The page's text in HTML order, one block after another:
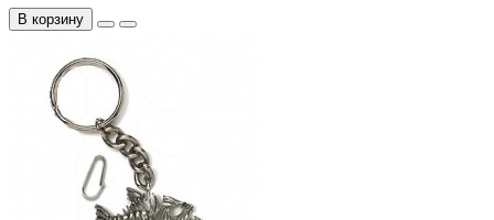
В корзину